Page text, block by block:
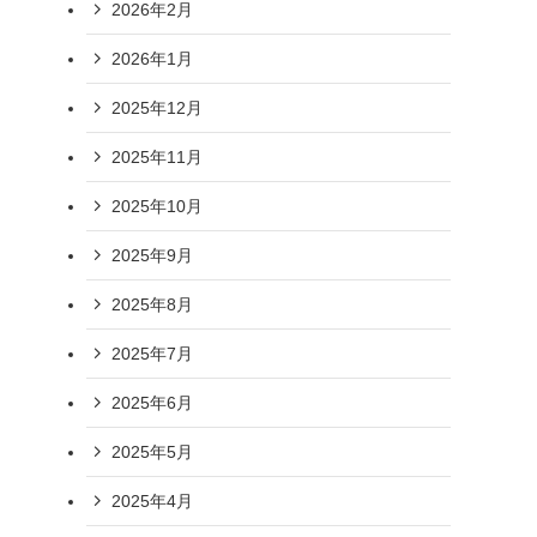
2026年2月
2026年1月
2025年12月
2025年11月
2025年10月
2025年9月
2025年8月
2025年7月
2025年6月
2025年5月
2025年4月